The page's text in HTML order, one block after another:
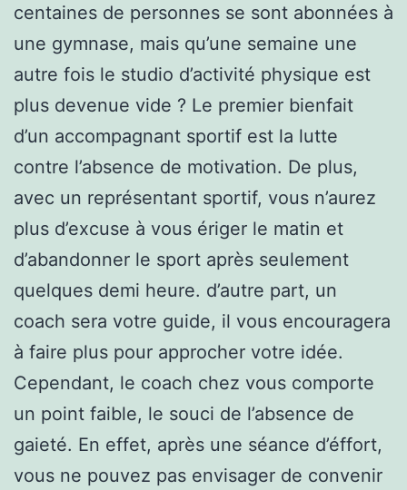
centaines de personnes se sont abonnées à
une gymnase, mais qu’une semaine une
autre fois le studio d’activité physique est
plus devenue vide ? Le premier bienfait
d’un accompagnant sportif est la lutte
contre l’absence de motivation. De plus,
avec un représentant sportif, vous n’aurez
plus d’excuse à vous ériger le matin et
d’abandonner le sport après seulement
quelques demi heure. d’autre part, un
coach sera votre guide, il vous encouragera
à faire plus pour approcher votre idée.
Cependant, le coach chez vous comporte
un point faible, le souci de l’absence de
gaieté. En effet, après une séance d’éffort,
vous ne pouvez pas envisager de convenir